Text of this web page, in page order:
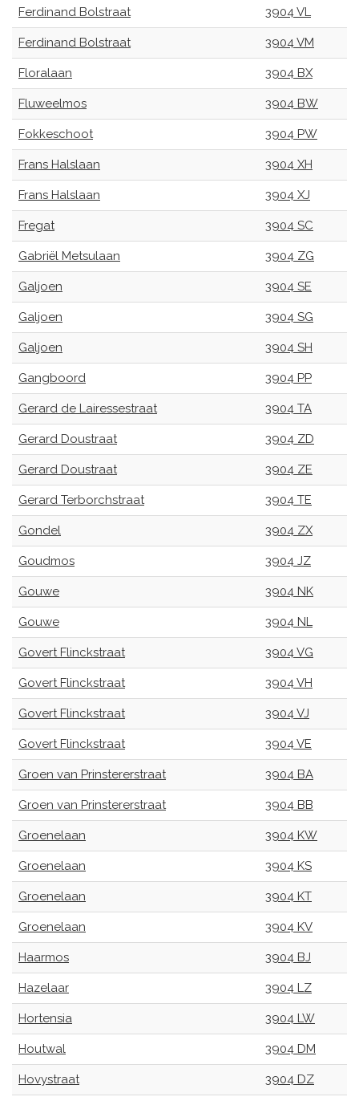
Ferdinand Bolstraat 3904 VL
Ferdinand Bolstraat 3904 VM
Floralaan 3904 BX
Fluweelmos 3904 BW
Fokkeschoot 3904 PW
Frans Halslaan 3904 XH
Frans Halslaan 3904 XJ
Fregat 3904 SC
Gabriël Metsulaan 3904 ZG
Galjoen 3904 SE
Galjoen 3904 SG
Galjoen 3904 SH
Gangboord 3904 PP
Gerard de Lairessestraat 3904 TA
Gerard Doustraat 3904 ZD
Gerard Doustraat 3904 ZE
Gerard Terborchstraat 3904 TE
Gondel 3904 ZX
Goudmos 3904 JZ
Gouwe 3904 NK
Gouwe 3904 NL
Govert Flinckstraat 3904 VG
Govert Flinckstraat 3904 VH
Govert Flinckstraat 3904 VJ
Govert Flinckstraat 3904 VE
Groen van Prinstererstraat 3904 BA
Groen van Prinstererstraat 3904 BB
Groenelaan 3904 KW
Groenelaan 3904 KS
Groenelaan 3904 KT
Groenelaan 3904 KV
Haarmos 3904 BJ
Hazelaar 3904 LZ
Hortensia 3904 LW
Houtwal 3904 DM
Hovystraat 3904 DZ